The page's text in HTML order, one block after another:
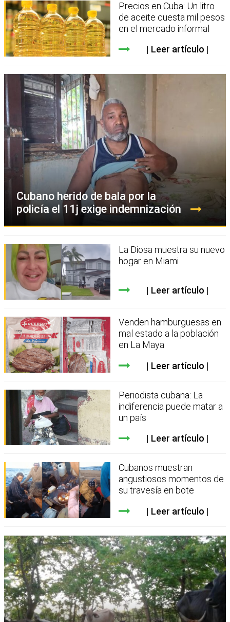
Precios en Cuba: Un litro
de aceite cuesta mil pesos
en el mercado informal
Leer artículo
Cubano herido de bala por la
policía el 11j exige indemnización
La Diosa muestra su nuevo
hogar en Miami
Leer artículo
Venden hamburguesas en
mal estado a la población
en La Maya
Leer artículo
Periodista cubana: La
indiferencia puede matar a
un país
Leer artículo
Cubanos muestran
angustiosos momentos de
su travesía en bote
Leer artículo